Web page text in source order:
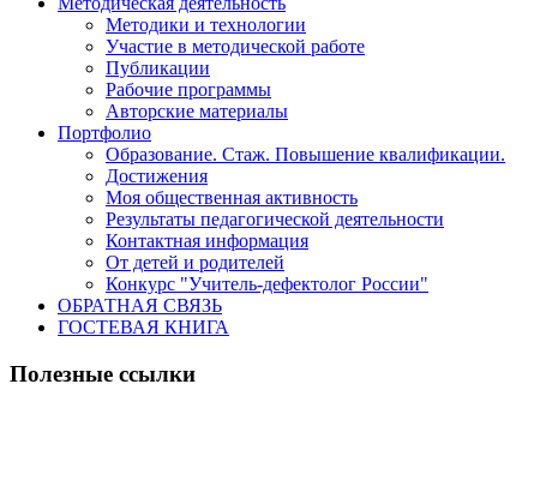
Методики и технологии
Участие в методической работе
Публикации
Рабочие программы
Авторские материалы
Портфолио
Образование. Стаж. Повышение квалификации.
Достижения
Моя общественная активность
Результаты педагогической деятельности
Контактная информация
От детей и родителей
Конкурс "Учитель-дефектолог России"
ОБРАТНАЯ СВЯЗЬ
ГОСТЕВАЯ КНИГА
Полезные ссылки